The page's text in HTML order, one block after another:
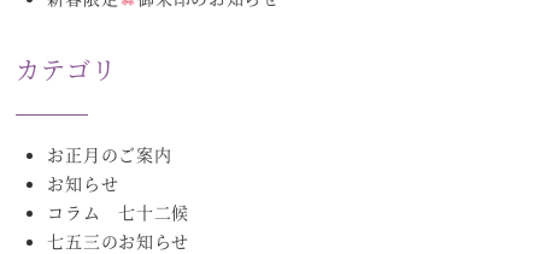
カテゴリ
お正月のご案内
お知らせ
コラム 七十二候
七五三のお知らせ